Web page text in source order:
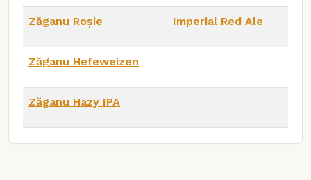
Zăganu Roșie Imperial Red Ale
Zăganu Hefeweizen
Zăganu Hazy IPA